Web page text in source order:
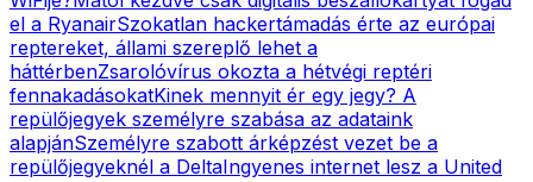
el a RyanairSzokatlan hackertámadás érte az európai
reptereket, állami szereplő lehet a
háttérbenZsarolóvírus okozta a hétvégi reptéri
fennakadásokatKinek mennyit ér egy jegy? A
repülőjegyek személyre szabása az adataink
alapjánSzemélyre szabott árképzést vezet be a
repülőjegyeknél a DeltaIngyenes internet lesz a United